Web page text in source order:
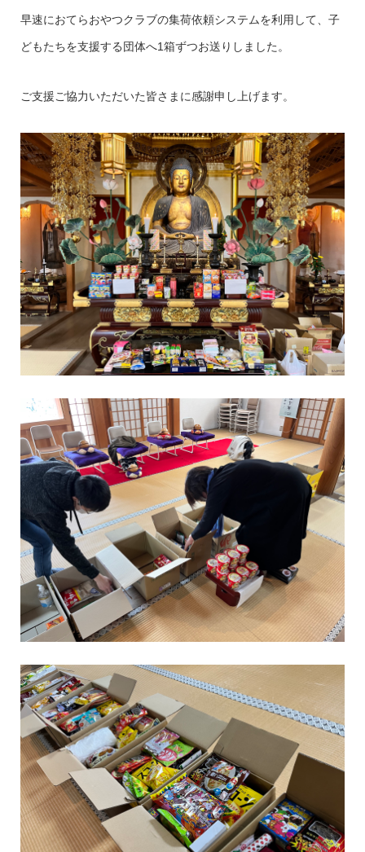
早速におてらおやつクラブの集荷依頼システムを利用して、子
どもたちを支援する団体へ1箱ずつお送りしました。
ご支援ご協力いただいた皆さまに感謝申し上げます。